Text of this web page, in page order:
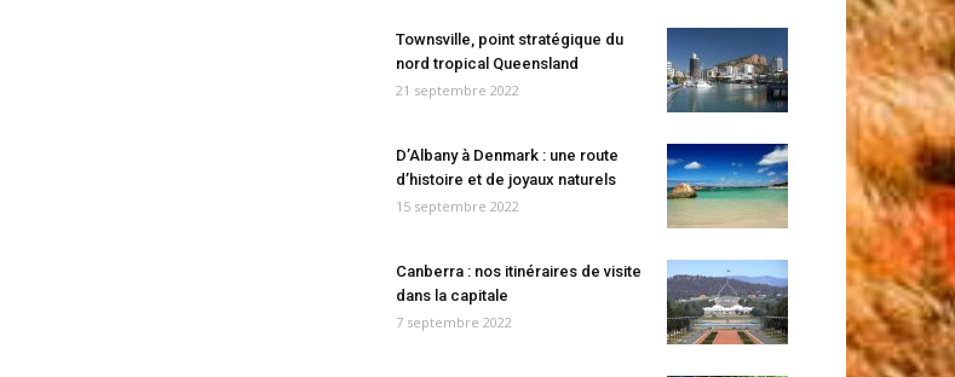
Townsville, point stratégique du
nord tropical Queensland
21 septembre 2022
D’Albany à Denmark : une route
d’histoire et de joyaux naturels
15 septembre 2022
Canberra : nos itinéraires de visite
dans la capitale
7 septembre 2022